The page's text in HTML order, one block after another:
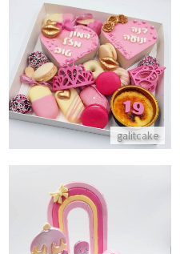
galitcake
מארז קינוחים ליום הולדת
התקשר/י